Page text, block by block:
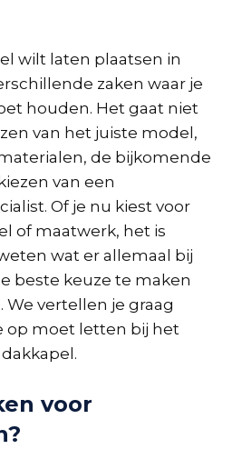
wilt laten plaatsen in
zaken waar je
houden. Het gaat niet
van het juiste model,
de bijkomende
van een
Of je nu kiest voor
of maatwerk, het is
wat er allemaal bij
beste keuze te maken
We vertellen je graag
op moet letten bij het
voor